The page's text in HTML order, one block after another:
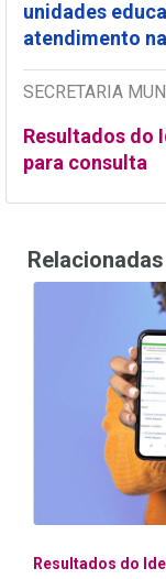
unidades
atendimento
SECRETARIA
Resultados do
para consulta
Relacionadas
Resultados do